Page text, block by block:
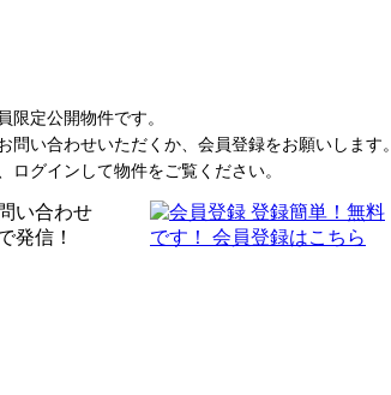
限定公開物件です。
問い合わせいただくか、会員登録をお願いします。
ログインして物件をご覧ください。